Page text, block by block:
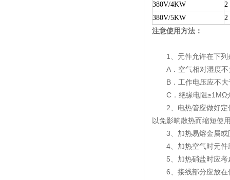
380V/4KW
2
380V/5KW
2
注意使用方法：
1、元件允许在下列
A．空气相对湿度不
B．工作电压应不大
C．绝缘电阻≥1MΩ
2、电热管应做好定位
以免影晌散热而缩短使
3、加热易熔金属或固
4、加热空气时元件
5、加热硝盐时应考
6、接线部分应放在保